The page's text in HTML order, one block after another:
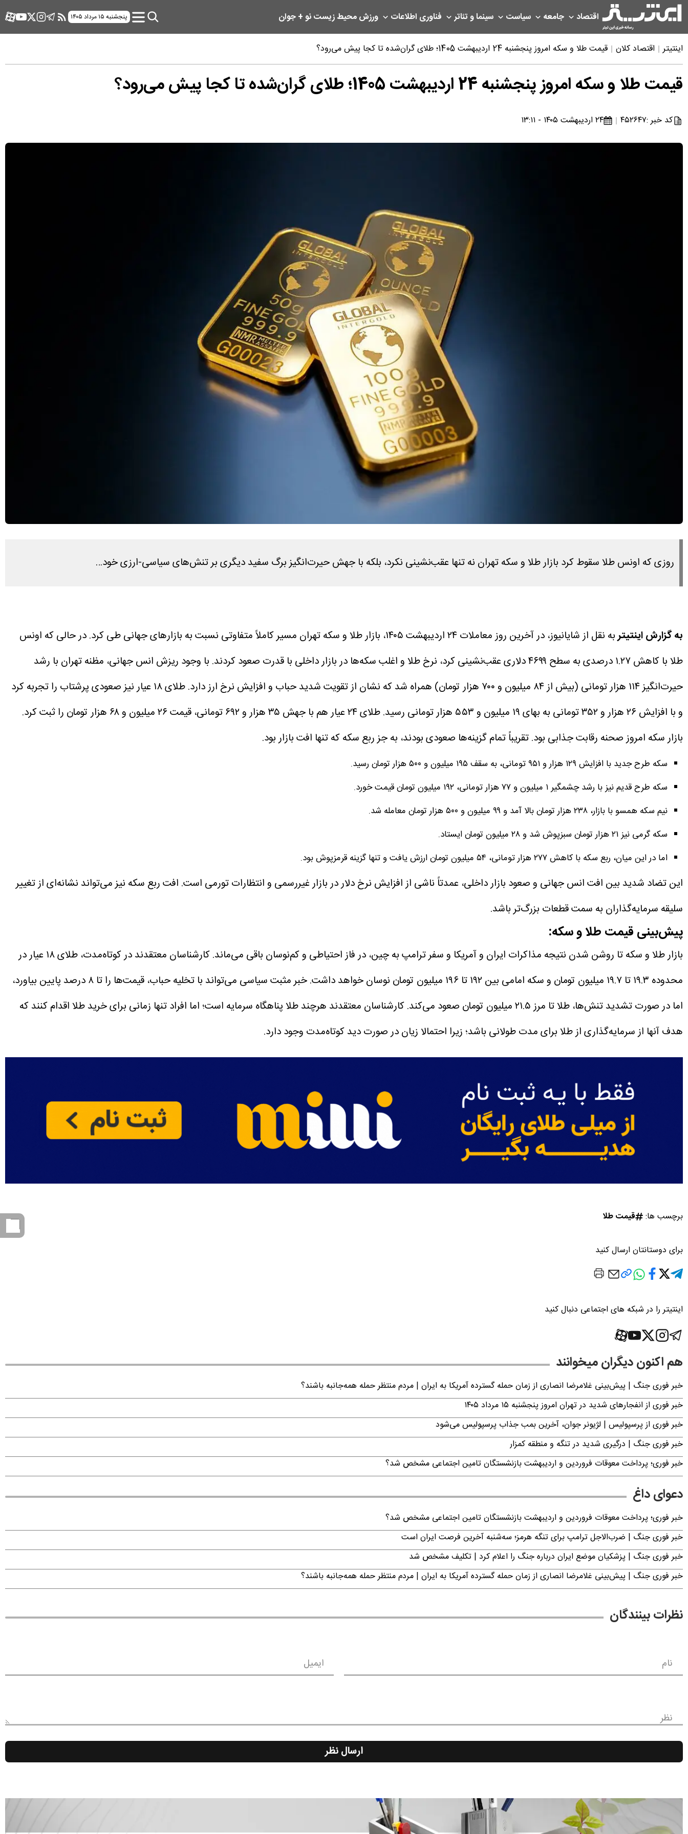
اقتصاد جامعه سیاست سینما و تئاتر فناوری اطلاعات ورزشمحیط زیستنو + جوان پنجشنبه ۱۵ مرداد ۱۴۰۵
اینتیتر اقتصاد کلان قیمت طلا و سکه امروز پنجشنبه 24 اردیبهشت 1405؛ طلای گران‌شده تا کجا پیش می‌رود؟
قیمت طلا و سکه امروز پنجشنبه 24 اردیبهشت 1405؛ طلای گران‌شده تا کجا پیش می‌رود؟
کد خبر :۴۵۲۶۴۷ ۲۴ اردیبهشت ۱۴۰۵ - ۱۳:۱۱
روزی که اونس طلا سقوط کرد بازار طلا و سکه تهران نه تنها عقب‌نشینی نکرد، بلکه با جهش حیرت‌انگیز برگ سفید دیگری بر تنش‌های سیاسی-ارزی خود…
به گزارش اینتیتر
به نقل از شایانیوز، در آخرین روز معاملات ۲۴ اردیبهشت ۱۴۰۵، بازار طلا و سکه تهران مسیر کاملاً متفاوتی نسبت به بازارهای جهانی طی کرد. در حالی که اونس
طلا با کاهش ۱.۲۷ درصدی به سطح ۴۶۹۹ دلاری عقب‌نشینی کرد، نرخ طلا و اغلب سکه‌ها در بازار داخلی با قدرت صعود کردند.
با وجود ریزش انس جهانی، مظنه تهران با رشد
حیرت‌انگیز ۱۱۴ هزار تومانی (بیش از ۸۴ میلیون و ۷۰۰ هزار تومان) همراه شد که نشان از تقویت شدید حباب و افزایش نرخ ارز دارد.
طلای ۱۸ عیار نیز صعودی پرشتاب را تجربه کرد
و با افزایش ۲۶ هزار و ۳۵۲ تومانی به بهای ۱۹ میلیون و ۵۵۳ هزار تومانی رسید. طلای ۲۴ عیار هم با جهش ۳۵ هزار و ۶۹۲ تومانی، قیمت ۲۶ میلیون و ۶۸ هزار تومان را ثبت کرد.
بازار سکه امروز صحنه رقابت جذابی بود. تقریباً تمام گزینه‌ها صعودی بودند، به جز ربع سکه که تنها افت بازار بود.
سکه طرح جدید با افزایش ۱۲۹ هزار و ۹۵۱ تومانی، به سقف ۱۹۵ میلیون و ۵۰۰ هزار تومان رسید.
سکه طرح قدیم نیز با رشد چشمگیر ۱ میلیون و ۷۷ هزار تومانی، ۱۹۲ میلیون تومان قیمت خورد.
نیم سکه همسو با بازار، ۲۳۸ هزار تومان بالا آمد و ۹۹ میلیون و ۵۰۰ هزار تومان معامله شد.
سکه گرمی نیز ۲۱ هزار تومان سبزپوش شد و ۲۸ میلیون تومان ایستاد.
اما در این میان، ربع سکه با کاهش ۲۷۷ هزار تومانی، ۵۴ میلیون تومان ارزش یافت و تنها گزینه قرمزپوش بود.
این تضاد شدید بین افت انس جهانی و صعود بازار داخلی، عمدتاً ناشی از افزایش نرخ دلار در بازار غیررسمی و انتظارات تورمی است. افت ربع سکه نیز می‌تواند نشانه‌ای از تغییر
سلیقه سرمایه‌گذاران به سمت قطعات بزرگ‌تر باشد.
پیش‌بینی قیمت طلا و سکه:
بازار طلا و سکه تا روشن شدن نتیجه مذاکرات ایران و آمریکا و سفر ترامپ به چین، در فاز احتیاطی و کم‌نوسان باقی می‌ماند. کارشناسان معتقدند در کوتاه‌مدت، طلای ۱۸ عیار در
محدوده ۱۹.۳ تا ۱۹.۷ میلیون تومان و سکه امامی بین ۱۹۲ تا ۱۹۶ میلیون تومان نوسان خواهد داشت. خبر مثبت سیاسی می‌تواند با تخلیه حباب، قیمت‌ها را تا ۸ درصد پایین بیاورد،
اما در صورت تشدید تنش‌ها، طلا تا مرز ۲۱.۵ میلیون تومان صعود می‌کند.
کارشناسان معتقدند هرچند طلا پناهگاه سرمایه است؛ اما افراد تنها زمانی برای خرید طلا اقدام کنند که
هدف آنها از سرمایه‌گذاری از طلا برای مدت طولانی باشد؛ زیرا احتمالا زیان در صورت دید کوتاه‌مدت وجود دارد.
برچسب ها: قیمت طلا
برای دوستانتان ارسال کنید
اینتیتر را در شبکه های اجتماعی دنبال کنید
هم اکنون دیگران میخوانند
خبر فوری جنگ | پیش‌بینی غلامرضا انصاری از زمان حمله گسترده آمریکا به ایران | مردم منتظر حمله همه‌جانبه باشند؟
خبر فوری از انفجارهای شدید در تهران امروز پنجشنبه ۱۵ مرداد ۱۴۰۵
خبر فوری از پرسپولیس | لژیونر جوان، آخرین بمب جذاب پرسپولیس می‌شود
خبر فوری جنگ | درگیری شدید در تنگه و منطقه کمزار
خبر فوری؛ پرداخت معوقات فروردین و اردیبهشت بازنشستگان تامین اجتماعی مشخص شد؟
دعوای داغ
خبر فوری؛ پرداخت معوقات فروردین و اردیبهشت بازنشستگان تامین اجتماعی مشخص شد؟
خبر فوری جنگ | ضرب‌الاجل ترامپ برای تنگه هرمز؛ سه‌شنبه آخرین فرصت ایران است
خبر فوری جنگ | پزشکیان موضع ایران درباره جنگ را اعلام کرد | تکلیف مشخص شد
خبر فوری جنگ | پیش‌بینی غلامرضا انصاری از زمان حمله گسترده آمریکا به ایران | مردم منتظر حمله همه‌جانبه باشند؟
نظرات بینندگان
نام ایمیل
نظر
ارسال نظر